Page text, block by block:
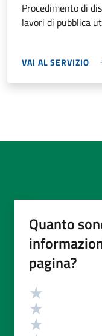
Procedimento di
lavori di pubblica
VAI AL SERVIZIO
Quanto
pagina?
Valutazione